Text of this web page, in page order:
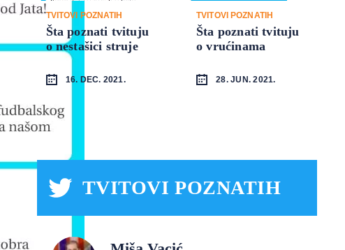
TVITOVI POZNATIH
Šta poznati tvituju
o nestašici struje
16. DEC. 2021.
TVITOVI POZNATIH
Šta poznati tvituju
o vrućinama
28. JUN. 2021.
TVITOVI POZNATIH